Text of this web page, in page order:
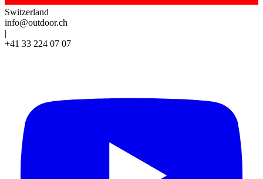
Switzerland
info@outdoor.ch
|
+41 33 224 07 07